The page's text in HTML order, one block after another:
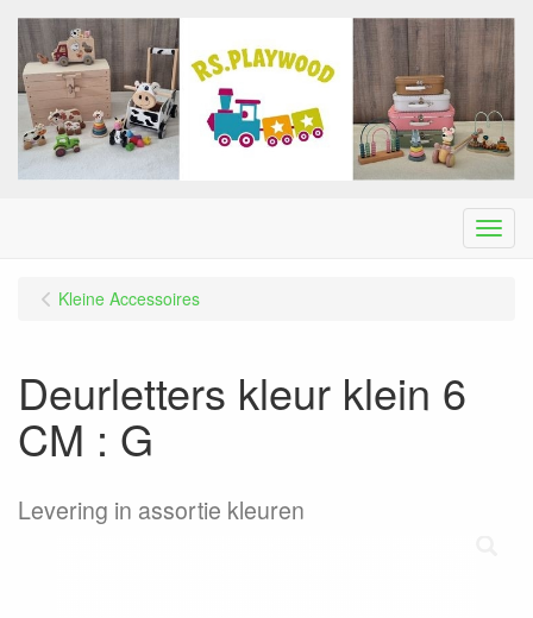
Menu
Kleine Accessoires
Deurletters kleur klein 6
CM : G
Levering in assortie kleuren